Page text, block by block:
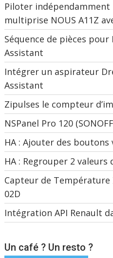
Piloter indépendamment
multiprise NOUS A11Z
Séquence de pièces
Assistant
Intégrer un aspirateur
Assistant
Zipulses le compteur
NSPanel Pro 120
HA : Ajouter des boutons
HA : Regrouper 2 valeurs
Capteur de Température
02D
Intégration API Renault
Un café ? Un resto ?